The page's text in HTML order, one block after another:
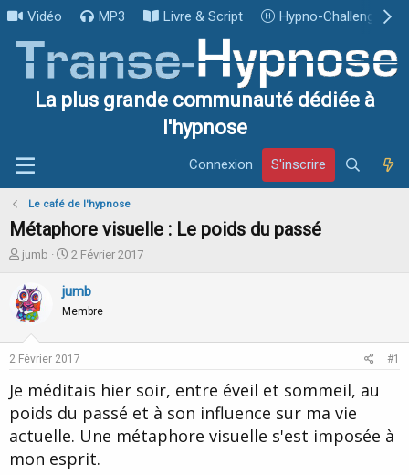
Vidéo MP3 Livre & Script Hypno-Challenge
La plus grande communauté dédiée à
l'hypnose
Connexion S'inscrire
Le café de l'hypnose
Métaphore visuelle : Le poids du passé
I
i
t
i
t
d
e
a
jumb
D
t
d
d
b
t
2 Février 2017
jumb
Membre
2 Février 2017 #1
Je méditais hier soir, entre éveil et sommeil, au
poids du passé et à son influence sur ma vie
actuelle. Une métaphore visuelle s'est imposée à
mon esprit.